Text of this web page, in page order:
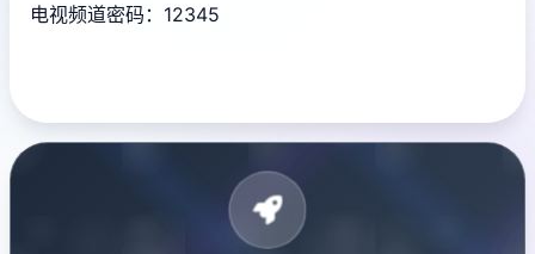
电视频道密码：12345